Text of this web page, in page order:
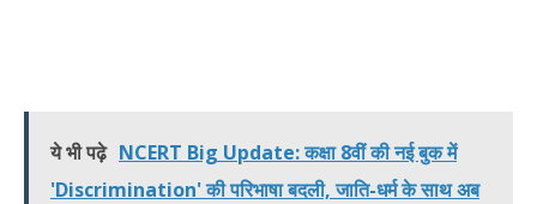
ये भी पढ़े NCERT Big Update: कक्षा 8वीं की नई बुक में
'Discrimination' की परिभाषा बदली, जाति-धर्म के साथ अब